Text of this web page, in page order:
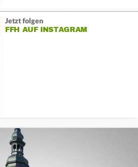
Jetzt folgen
FFH AUF INSTAGRAM